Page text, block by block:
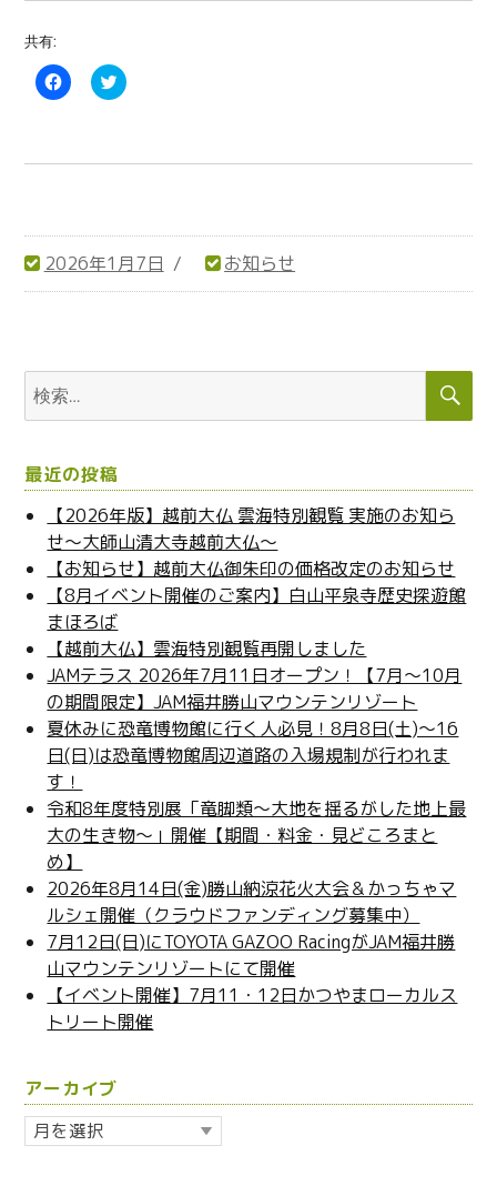
共有:
F
a
o
す
に
ク
て
だ
さ
い
し
い
ウ
ィ
ン
ド
ウ
で
開
き
ま
す
)
C
l
o
e
n
w
r
い
ウ
で
開
き
ま
す
)
投
2026年1月7日
カ
リ
お知らせ
検
索:
検
最近の投稿
【2026年版】越前大仏 雲海特別観覧 実施のお知ら
せ～大師山清大寺越前大仏～
【お知らせ】越前大仏御朱印の価格改定のお知らせ
【8月イベント開催のご案内】白山平泉寺歴史探遊館
まほろば
【越前大仏】雲海特別観覧再開しました
JAMテラス 2026年7月11日オープン！【7月～10月
の期間限定】JAM福井勝山マウンテンリゾート
夏休みに恐竜博物館に行く人必見！8月8日(土)～16
日(日)は恐竜博物館周辺道路の入場規制が行われま
す！
令和8年度特別展「竜脚類～大地を揺るがした地上最
大の生き物～」開催【期間・料金・見どころまと
め】
2026年8月14日(金)勝山納涼花火大会＆かっちゃマ
ルシェ開催（クラウドファンディング募集中）
7月12日(日)にTOYOTA GAZOO RacingがJAM福井勝
山マウンテンリゾートにて開催
【イベント開催】7月11・12日かつやまローカルス
トリート開催
アーカイブ
ア